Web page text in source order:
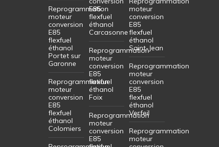
Reprogrammation
moteur
conversion
E85
flexfuel
éthanol
Portet sur
Garonne
Reprogrammation
moteur
conversion
E85
flexfuel
éthanol
Colomiers
E85
flexfuel
éthanol
Carcasonne
Reprogrammation
moteur
conversion
E85
flexfuel
éthanol
Foix
Reprogrammation
moteur
conversion
E85
moteur
conversion
E85
flexfuel
éthanol
Saint-Jean
Reprogrammation
moteur
conversion
E85
flexfuel
éthanol
Verfeil
Reprogrammation
moteur